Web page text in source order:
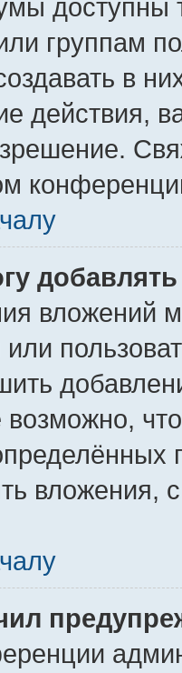
доступны
группам
в
действия,
вложений
вложения,